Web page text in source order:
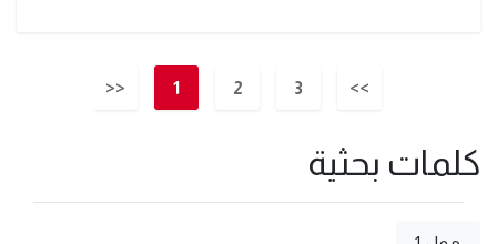
<< 2 3 >>
كلمات بحثية